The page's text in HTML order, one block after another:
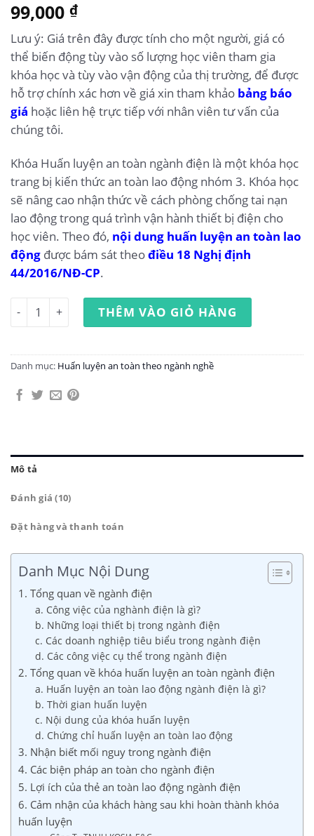
5.00 trên 5
dựa trên
10
99,000 ₫
Lưu ý: Giá trên đây được tính cho một người, giá có
thể biến động tùy vào số lượng học viên tham gia
khóa học và tùy vào vận động của thị trường, để được
hỗ trợ chính xác hơn về giá xin tham khảo bảng báo
giá hoặc liên hệ trực tiếp với nhân viên tư vấn của
chúng tôi.
Khóa Huấn luyện an toàn ngành điện là một khóa học
trang bị kiến thức an toàn lao động nhóm 3. Khóa học
sẽ nâng cao nhận thức về cách phòng chống tai nạn
lao động trong quá trình vận hành thiết bị điện cho
học viên. Theo đó, nội dung huấn luyện an toàn lao
động được bám sát theođiều 18 Nghị định
44/2016/NĐ-CP.
Huấn luyện an toàn lao động ngành điện số lượng
THÊM VÀO GIỎ HÀNG
Danh mục: Huấn luyện an toàn theo ngành nghề
Mô tả
Đánh giá (10)
Đặt hàng và thanh toán
Danh Mục Nội Dung
1. Tổng quan về ngành điện
a. Công việc của nghành điện là gì?
b. Những loại thiết bị trong ngành điện
c. Các doanh nghiệp tiêu biểu trong ngành điện
d. Các công việc cụ thể trong ngành điện
2. Tổng quan về khóa huấn luyện an toàn ngành điện
a. Huấn luyện an toàn lao động ngành điện là gì?
b. Thời gian huấn luyện
c. Nội dung của khóa huấn luyện
d. Chứng chỉ huấn luyện an toàn lao động
3. Nhận biết mối nguy trong ngành điện
4. Các biện pháp an toàn cho ngành điện
5. Lợi ích của thẻ an toàn lao động ngành điện
6. Cảm nhận của khách hàng sau khi hoàn thành khóa
huấn luyện